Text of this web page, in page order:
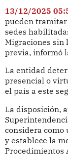
13/12/2025
pueden tramitar
sedes
Migraciones sin
previa, informó
La entidad
presencial o
el país a este
La disposición,
considera
y establece la
Procedimientos